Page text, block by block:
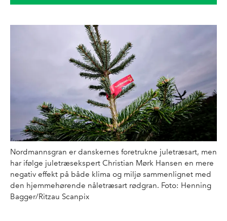
miljøvenlige juletræer er stigende – trenden
vil sandsynligvis kun vokse i fremtiden.
Derfor er det vigtigt, at producenterne af
juletræer følger med forbrugerne og tænker
mere bæredygtighed ind i deres virke. Og
det synes jeg heldigvis også, at de gør i et
meget større omfang end tidligere," siger
han.
Som det ser ud i dag, er det ofte meget
svært for den almindelige forbruger at vide,
hvor bæredygtigt et givent juletræ er.
Mængden af sprøjtemidler og gødning, der
Nordmannsgran er danskernes foretrukne juletræsart, men
har ifølge juletræsekspert Christian Mørk Hansen en mere
negativ effekt på både klima og miljø sammenlignet med
den hjemmehørende nåletræsart rødgran. Foto: Henning
Bagger/Ritzau Scanpix